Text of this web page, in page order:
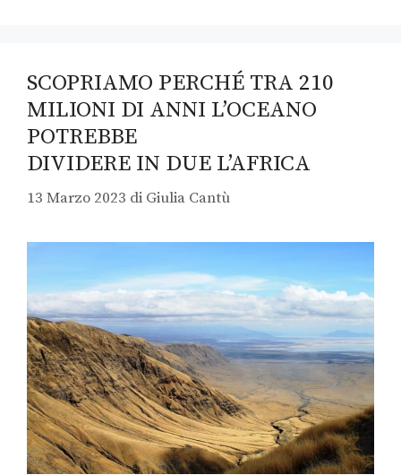
SCOPRIAMO PERCHÉ TRA 210
MILIONI DI ANNI L’OCEANO
POTREBBE
DIVIDERE IN DUE L’AFRICA
13 Marzo 2023 di Giulia Cantù